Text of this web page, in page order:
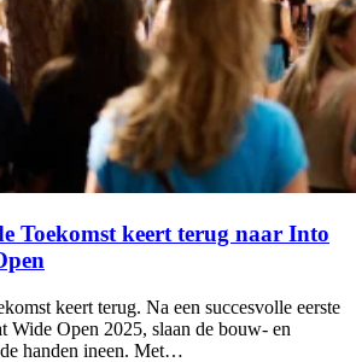
Toekomst keert terug naar Into
keert terug. Na een succesvolle eerste
Wide Open 2025, slaan de bouw- en
handen ineen. Met…